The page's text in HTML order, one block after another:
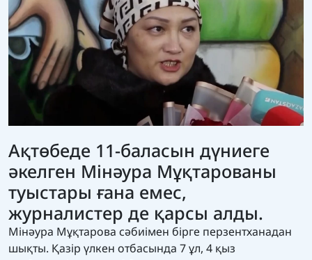
Ақтөбеде 11-баласын дүниеге
әкелген Мінәура Мұқтарованы
туыстары ғана емес,
журналистер де қарсы алды.
Мінәура Мұқтарова сәбиімен бірге перзентханадан
шықты. Қазір үлкен отбасында 7 ұл, 4 қыз